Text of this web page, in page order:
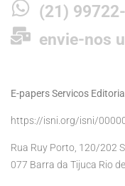
(21)
envie-nos
E-papers Servicos
https://isni.org/isni/
Rua Ruy Porto, 120/202
077 Barra da Tijuca Rio